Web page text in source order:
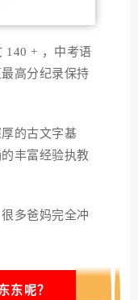
140 + ，中考语
高分纪录保持
的古文字基
丰富经验执教
很多爸妈完全冲
东呢？